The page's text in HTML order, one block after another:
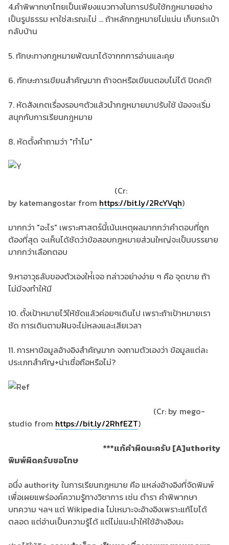
4.คำพิพากษาไทยเป็นเพียงแนวทางในการปรับใช้กฎหมายอย่าง
เป็นรูปธรรม หาใช่สะรณะไม่ ... ถ้าหลักกฎหมายไม่แน่น เก็บกระเป๋า
กลับบ้าน
5. ทักษะทางกฎหมายพัฒนาได้จากกการอ่านและคุย
6. ทักษะการเขียนสำคัญมาก ถ้าจดหรือเขียนตอบไม่ได้ ปิดคดี!
7. หัดสังเกตเรื่องรอบๆตัวแล้วนำกฎหมายมาปรับใช้ น้องจะเริ่ม
สนุกกับการเรียนกฎหมาย
8. หัดตั้งคำถามว่า "ทำไม"
(Cr:
by katemangostar from https://bit.ly/2RcYVqh)
มากกว่า "อะไร" เพราะศาสตร์นี้เน้นเหตุผลมากกว่าคำตอบที่ถูก
ต้องที่สุด จะเห็นได้ชัดว่าข้อสอบกฎหมายส่วนใหญ่จะเป็นบรรยาย
มากกว่าเลือกตอบ
9.หาอาวุธลับของตัวเองให่้เจอ กล่าวอย่างง่าย ๆ คือ จุดขาย ถ้า
ไม่มีจงทำให้มี
10. ตั้งเป้าหมายไว้ให้ชัดแล้วค่อยๆเดินไป เพราะถ้าเป้าหมายเรา
ชัด การเดินตามฝันจะไม่หลงและเสียเวลา
11. การหาข้อมูลอ้างอิงสำคัญมาก จงถามตัวเองว่า ข้อมูลแต่ละ
ประเภทสำคัญ+น่าเชื่อถือหรือไม่?
(Cr: by mego-
studio from https://bit.ly/2RhfEZT)
***แก้คำผิดนะครับ [A]uthority
พิมพ์ผิดครับขอโทษ
อนึ่ง authority ในการเรียนกฎหมาย คือ แหล่งอ้างอิงที่จัดพิมพ์
เพื่อเผยแพร่องค์ความรู้ทางวิชาการ เช่น ตำรา คำพิพากษา
บทความ ฯลฯ แต่ Wikipedia ไม่เหมาะจะอ้างอิงเพราะแก้ไขได้
ตลอด แต่อ่านเป็นความรู้ได้ แต่ไม่แนะนำให้ใช้อ้างอิงนะ